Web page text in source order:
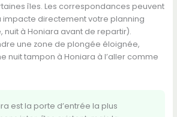
îles. Les correspondances peuvent
impacte directement votre planning
nuit à Honiara avant de repartir).
une zone de plongée éloignée,
nuit tampon à Honiara à l’aller comme
est la porte d’entrée la plus